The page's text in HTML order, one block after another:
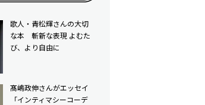
歌人・青松輝さんの大切
な本 斬新な表現 よむた
び、より自由に
髙嶋政伸さんがエッセイ
「インティマシーコーデ